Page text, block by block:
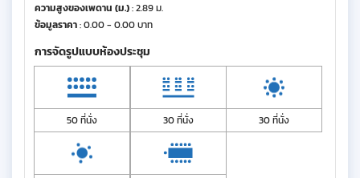
ความสูงของเพดาน (ม.): 2.89 ม.
ข้อมูลราคา: 0.00 - 0.00 บาท
การจัดรูปแบบห้องประชุม
50 ที่นั่ง 30 ที่นั่ง 30 ที่นั่ง